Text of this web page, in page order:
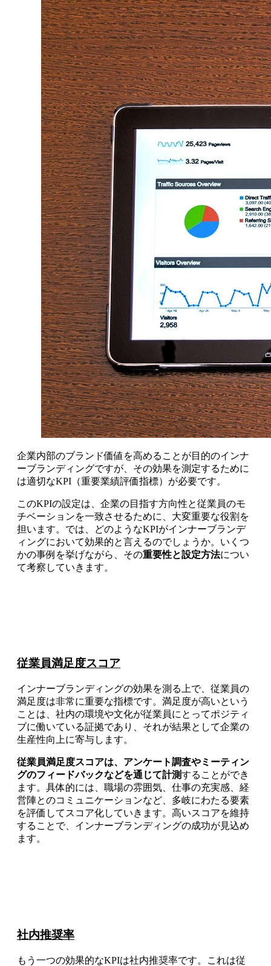
企業内部のブランド価値を高めることが目的のインナ
ーブランディングですが、その効果を測定するために
は適切なKPI（重要業績評価指標）が必要です。
このKPIの設定は、企業の目指す方向性と従業員のモ
チベーションを一致させるために、大変重要な役割を
担います。では、どのようなKPIがインナーブランデ
ィングにおいて効果的と言えるのでしょうか。いくつ
かの事例を挙げながら、その重要性と設定方法につい
て考察していきます。
従業員満足度スコア
インナーブランディングの効果を測る上で、従業員の
満足度は非常に重要な指標です。満足度が高いという
ことは、社内の環境や文化が従業員にとってポジティ
ブに働いている証拠であり、それが結果として企業の
生産性向上に寄与します。
従業員満足度スコアは、アンケート調査やミーティン
グのフィードバックなどを通じて計測することができ
ます。具体的には、職場の雰囲気、仕事の充実感、経
営陣とのコミュニケーションなど、多岐にわたる要素
を評価してスコア化していきます。高いスコアを維持
することで、インナーブランディングの成功が見込め
ます。
社内推奨率
もう一つの効果的なKPIは社内推奨率です。これは従